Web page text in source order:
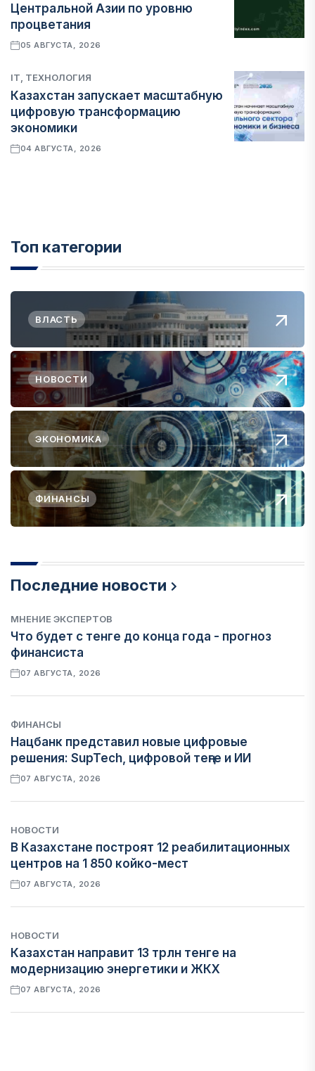
Центральной Азии по уровню
процветания
05 АВГУСТА, 2026
IT, ТЕХНОЛОГИЯ
Казахстан запускает масштабную
цифровую трансформацию
экономики
04 АВГУСТА, 2026
Топ категории
ВЛАСТЬ
НОВОСТИ
ЭКОНОМИКА
ФИНАНСЫ
Последние новости
МНЕНИЕ ЭКСПЕРТОВ
Что будет с тенге до конца года - прогноз
финансиста
07 АВГУСТА, 2026
ФИНАНСЫ
Нацбанк представил новые цифровые
решения: SupTech, цифровой теңге и ИИ
07 АВГУСТА, 2026
НОВОСТИ
В Казахстане построят 12 реабилитационных
центров на 1 850 койко-мест
07 АВГУСТА, 2026
НОВОСТИ
Казахстан направит 13 трлн тенге на
модернизацию энергетики и ЖКХ
07 АВГУСТА, 2026